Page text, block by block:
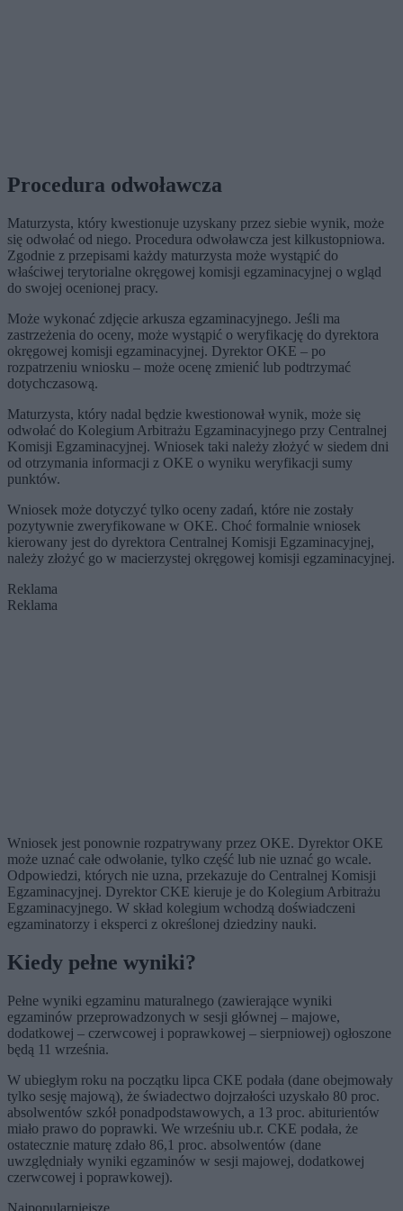
Procedura odwoławcza
Maturzysta, który kwestionuje uzyskany przez siebie wynik, może
się odwołać od niego. Procedura odwoławcza jest kilkustopniowa.
Zgodnie z przepisami każdy maturzysta może wystąpić do
właściwej terytorialne okręgowej komisji egzaminacyjnej o wgląd
do swojej ocenionej pracy.
Może wykonać zdjęcie arkusza egzaminacyjnego. Jeśli ma
zastrzeżenia do oceny, może wystąpić o weryfikację do dyrektora
okręgowej komisji egzaminacyjnej. Dyrektor OKE – po
rozpatrzeniu wniosku – może ocenę zmienić lub podtrzymać
dotychczasową.
Maturzysta, który nadal będzie kwestionował wynik, może się
odwołać do Kolegium Arbitrażu Egzaminacyjnego przy Centralnej
Komisji Egzaminacyjnej. Wniosek taki należy złożyć w siedem dni
od otrzymania informacji z OKE o wyniku weryfikacji sumy
punktów.
Wniosek może dotyczyć tylko oceny zadań, które nie zostały
pozytywnie zweryfikowane w OKE. Choć formalnie wniosek
kierowany jest do dyrektora Centralnej Komisji Egzaminacyjnej,
należy złożyć go w macierzystej okręgowej komisji egzaminacyjnej.
Reklama
Reklama
Wniosek jest ponownie rozpatrywany przez OKE. Dyrektor OKE
może uznać całe odwołanie, tylko część lub nie uznać go wcale.
Odpowiedzi, których nie uzna, przekazuje do Centralnej Komisji
Egzaminacyjnej. Dyrektor CKE kieruje je do Kolegium Arbitrażu
Egzaminacyjnego. W skład kolegium wchodzą doświadczeni
egzaminatorzy i eksperci z określonej dziedziny nauki.
Kiedy pełne wyniki?
Pełne wyniki egzaminu maturalnego (zawierające wyniki
egzaminów przeprowadzonych w sesji głównej – majowe,
dodatkowej – czerwcowej i poprawkowej – sierpniowej) ogłoszone
będą 11 września.
W ubiegłym roku na początku lipca CKE podała (dane obejmowały
tylko sesję majową), że świadectwo dojrzałości uzyskało 80 proc.
absolwentów szkół ponadpodstawowych, a 13 proc. abiturientów
miało prawo do poprawki. We wrześniu ub.r. CKE podała, że
ostatecznie maturę zdało 86,1 proc. absolwentów (dane
uwzględniały wyniki egzaminów w sesji majowej, dodatkowej
czerwcowej i poprawkowej).
Najpopularniejsze